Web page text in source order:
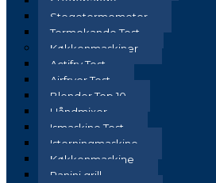
Stegetermometer
Termokande Test
Køkkenmaskiner
Actifry Test
Airfryer Test
Blender Top 10
Håndmixer
Ismaskine Test
Isterningmaskine
Køkkenmaskine
Panini grill